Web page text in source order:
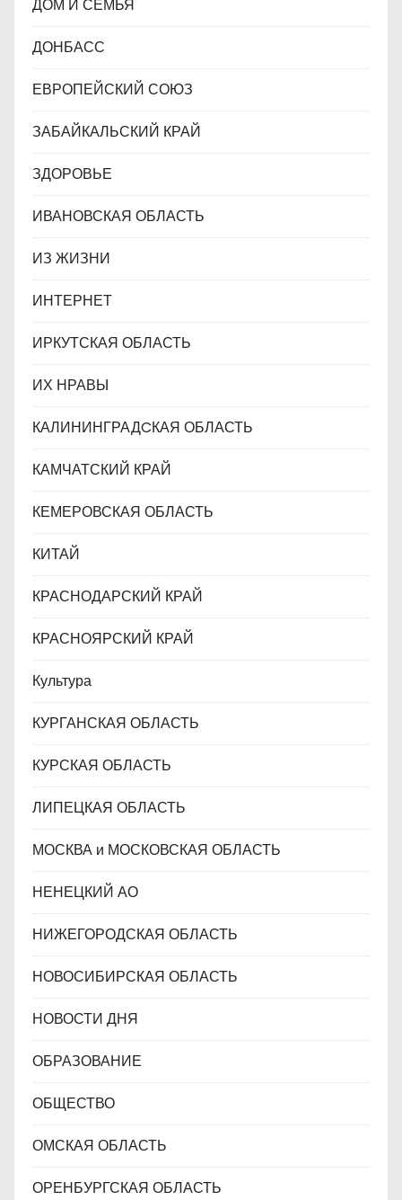
ДОМ И СЕМЬЯ
ДОНБАСС
ЕВРОПЕЙСКИЙ СОЮЗ
ЗАБАЙКАЛЬСКИЙ КРАЙ
ЗДОРОВЬЕ
ИВАНОВСКАЯ ОБЛАСТЬ
ИЗ ЖИЗНИ
ИНТЕРНЕТ
ИРКУТСКАЯ ОБЛАСТЬ
ИХ НРАВЫ
КАЛИНИНГРАДCКАЯ ОБЛАСТЬ
КАМЧАТСКИЙ КРАЙ
КЕМЕРОВСКАЯ ОБЛАСТЬ
КИТАЙ
КРАСНОДАРСКИЙ КРАЙ
КРАСНОЯРСКИЙ КРАЙ
Культура
КУРГАНСКАЯ ОБЛАСТЬ
КУРСКАЯ ОБЛАСТЬ
ЛИПЕЦКАЯ ОБЛАСТЬ
МОСКВА и МОСКОВСКАЯ ОБЛАСТЬ
НЕНЕЦКИЙ АО
НИЖЕГОРОДСКАЯ ОБЛАСТЬ
НОВОСИБИРСКАЯ ОБЛАСТЬ
НОВОСТИ ДНЯ
ОБРАЗОВАНИЕ
ОБЩЕСТВО
ОМСКАЯ ОБЛАСТЬ
ОРЕНБУРГСКАЯ ОБЛАСТЬ